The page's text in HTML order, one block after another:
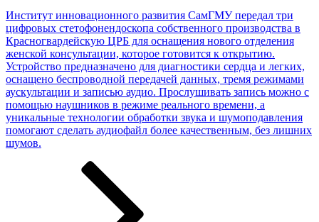
Институт инновационного развития СамГМУ передал три
цифровых стетофонендоскопа собственного производства в
Красногвардейскую ЦРБ для оснащения нового отделения
женской консультации, которое готовится к открытию.
Устройство предназначено для диагностики сердца и легких,
оснащено беспроводной передачей данных, тремя режимами
аускультации и записью аудио. Прослушивать запись можно с
помощью наушников в режиме реального времени, а
уникальные технологии обработки звука и шумоподавления
помогают сделать аудиофайл более качественным, без лишних
шумов.